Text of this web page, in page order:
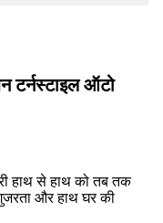
टर्नस्टाइल ऑटो
हाथ से हाथ को तब तक
और हाथ घर की